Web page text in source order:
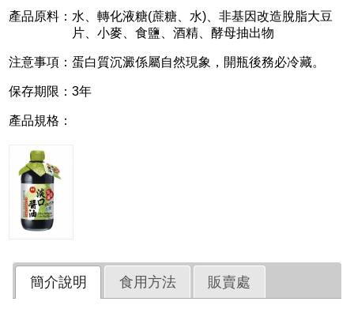
產品原料：水、轉化液糖(蔗糖、水)、非基因改造脫脂大豆
片、小麥、食鹽、酒精、酵母抽出物
注意事項：蛋白質沉澱係屬自然現象，開瓶後務必冷藏。
保存期限：3年
產品規格：
簡介說明 食用方法 販賣處